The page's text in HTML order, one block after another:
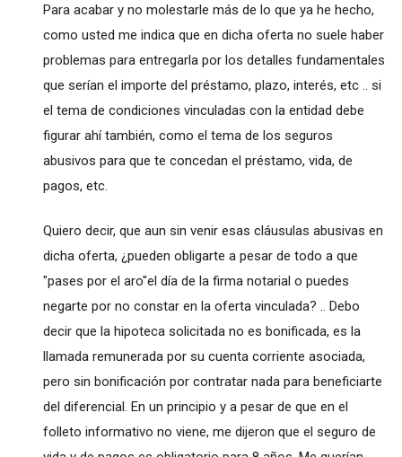
Para acabar y no molestarle más de lo que ya he hecho,
como usted me indica que en dicha oferta no suele haber
problemas para entregarla por los detalles fundamentales
que serían el importe del préstamo, plazo, interés, etc .. si
el tema de condiciones vinculadas con la entidad debe
figurar ahí también, como el tema de los seguros
abusivos para que te concedan el préstamo, vida, de
pagos, etc.
Quiero decir, que aun sin venir esas cláusulas abusivas en
dicha oferta, ¿pueden obligarte a pesar de todo a que
"pases por el aro"el día de la firma notarial o puedes
negarte por no constar en la oferta vinculada? .. Debo
decir que la hipoteca solicitada no es bonificada, es la
llamada remunerada por su cuenta corriente asociada,
pero sin bonificación por contratar nada para beneficiarte
del diferencial. En un principio y a pesar de que en el
folleto informativo no viene, me dijeron que el seguro de